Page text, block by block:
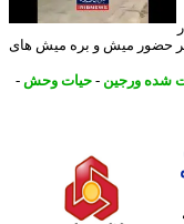
میش و بره میش های
ورجین -حیات وحش-